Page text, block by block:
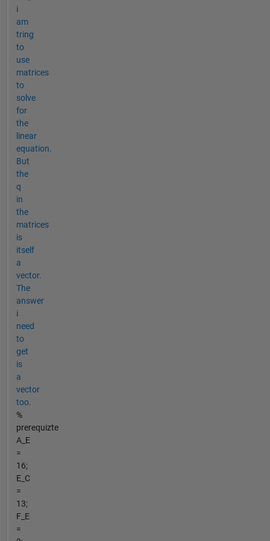
i
am
tring
to
use
matrices
to
solve
for
the
linear
equation.
But
the
q
in
the
matrices
is
itself
a
vector.
The
answer
i
need
to
get
is
a
vector
too.
%
prerequizte
A_E
=
16;
E_C
=
13;
F_E
=